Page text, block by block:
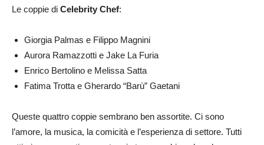
Le coppie di Celebrity Chef:
Giorgia Palmas e Filippo Magnini
Aurora Ramazzotti e Jake La Furia
Enrico Bertolino e Melissa Satta
Fatima Trotta e Gherardo “Barù” Gaetani
Queste quattro coppie sembrano ben assortite. Ci sono
l’amore, la musica, la comicità e l’esperienza di settore. Tutti